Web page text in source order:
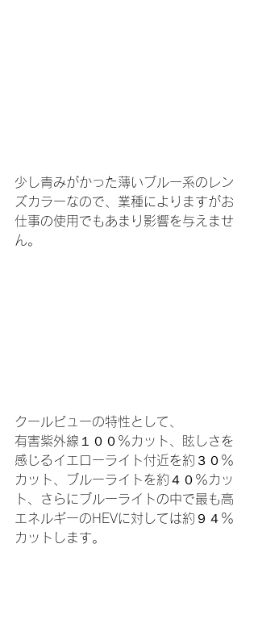
少し青みがかった薄いブルー系のレン
ズカラーなので、業種によりますがお
仕事の使用でもあまり影響を与えませ
ん。
クールビューの特性として、
有害紫外線１００％カット、眩しさを
感じるイエローライト付近を約３０％
カット、ブルーライトを約４０％カッ
ト、さらにブルーライトの中で最も高
エネルギーのHEVに対しては約９４％
カットします。